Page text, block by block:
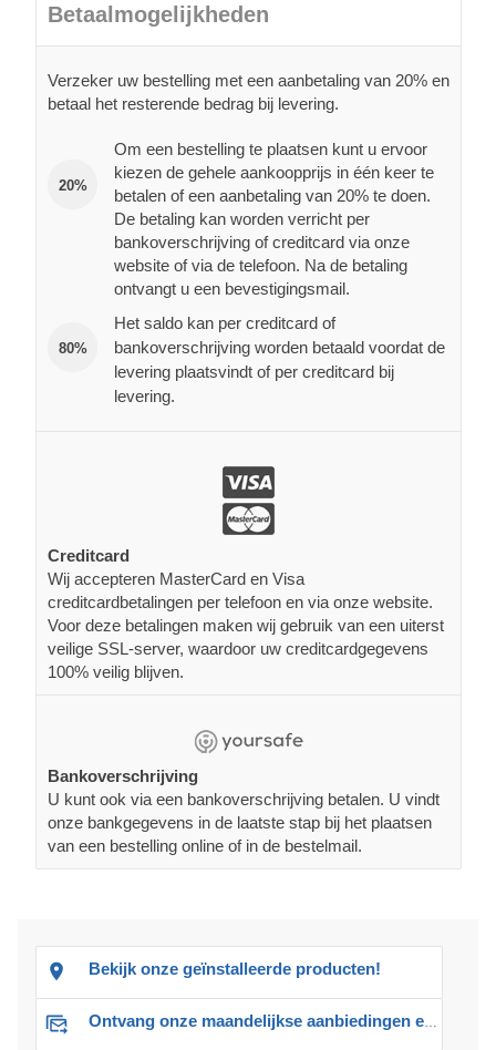
Betaalmogelijkheden
Verzeker uw bestelling met een aanbetaling van 20% en
betaal het resterende bedrag bij levering.
20%
Om een bestelling te plaatsen kunt u ervoor
kiezen de gehele aankoopprijs in één keer te
betalen of een aanbetaling van 20% te doen.
De betaling kan worden verricht per
bankoverschrijving of creditcard via onze
website of via de telefoon. Na de betaling
ontvangt u een bevestigingsmail.
80%
Het saldo kan per creditcard of
bankoverschrijving worden betaald voordat de
levering plaatsvindt of per creditcard bij
levering.
Creditcard
Wij accepteren MasterCard en Visa
creditcardbetalingen per telefoon en via onze website.
Voor deze betalingen maken wij gebruik van een uiterst
veilige SSL-server, waardoor uw creditcardgegevens
100% veilig blijven.
Bankoverschrijving
U kunt ook via een bankoverschrijving betalen. U vindt
onze bankgegevens in de laatste stap bij het plaatsen
van een bestelling online of in de bestelmail.
Bekijk onze geïnstalleerde producten!
Ontvang onze maandelijkse aanbiedingen en advies